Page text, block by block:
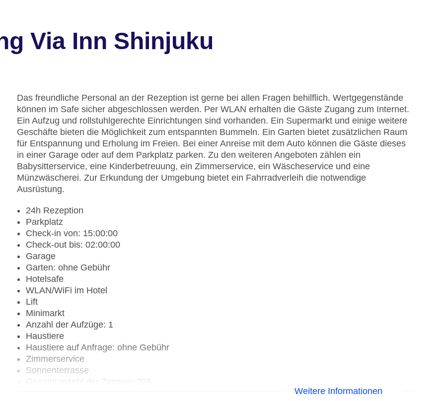
Via Inn Shinjuku
Das freundliche Personal an der Rezeption ist gerne bei allen Fragen behilflich. Wertgegenstände
können im Safe sicher abgeschlossen werden. Per WLAN erhalten die Gäste Zugang zum Internet.
Ein Aufzug und rollstuhlgerechte Einrichtungen sind vorhanden. Ein Supermarkt und einige weitere
Geschäfte bieten die Möglichkeit zum entspannten Bummeln. Ein Garten bietet zusätzlichen Raum
für Entspannung und Erholung im Freien. Bei einer Anreise mit dem Auto können die Gäste dieses
in einer Garage oder auf dem Parkplatz parken. Zu den weiteren Angeboten zählen ein
Babysitterservice, eine Kinderbetreuung, ein Zimmerservice, ein Wäscheservice und eine
Münzwäscherei. Zur Erkundung der Umgebung bietet ein Fahrradverleih die notwendige
Ausrüstung.
24h Rezeption
Parkplatz
Check-in von: 15:00:00
Check-out bis: 02:00:00
Garage
Garten: ohne Gebühr
Hotelsafe
WLAN/WiFi im Hotel
Lift
Minimarkt
Anzahl der Aufzüge: 1
Haustiere
Haustiere auf Anfrage: ohne Gebühr
Zimmerservice
Sonnenterrasse
Weitere Informationen